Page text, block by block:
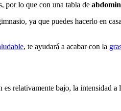
por lo que con una tabla de
ya que puedes hacerlo en
, te ayudará a acabar con la
relativamente bajo, la intensidad